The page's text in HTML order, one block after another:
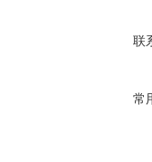
联
常